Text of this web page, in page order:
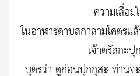
ความเลื่อ
ในอาฬารดาบสกาลามโคตร
เจ้าตรัสกะ
บุตรว่า ดูก่อนปุกกุสะ ท่าน